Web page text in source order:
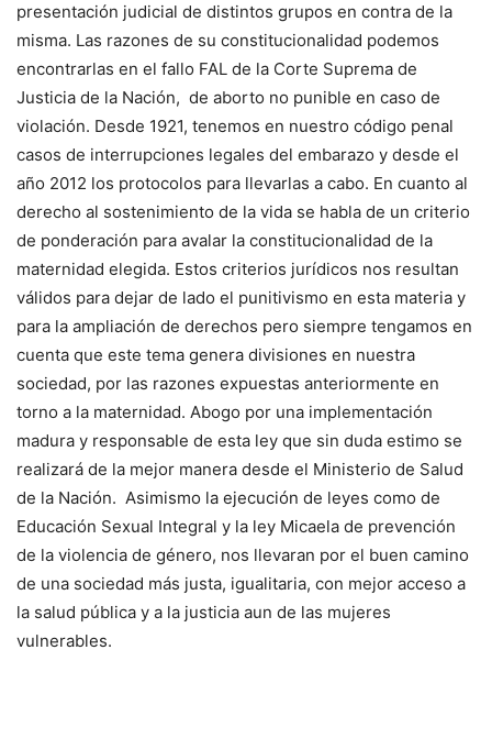
presentación judicial de distintos grupos en contra de la
misma. Las razones de su constitucionalidad podemos
encontrarlas en el fallo FAL de la Corte Suprema de
Justicia de la Nación, de aborto no punible en caso de
violación. Desde 1921, tenemos en nuestro código penal
casos de interrupciones legales del embarazo y desde el
año 2012 los protocolos para llevarlas a cabo. En cuanto al
derecho al sostenimiento de la vida se habla de un criterio
de ponderación para avalar la constitucionalidad de la
maternidad elegida. Estos criterios jurídicos nos resultan
válidos para dejar de lado el punitivismo en esta materia y
para la ampliación de derechos pero siempre tengamos en
cuenta que este tema genera divisiones en nuestra
sociedad, por las razones expuestas anteriormente en
torno a la maternidad. Abogo por una implementación
madura y responsable de esta ley que sin duda estimo se
realizará de la mejor manera desde el Ministerio de Salud
de la Nación. Asimismo la ejecución de leyes como de
Educación Sexual Integral y la ley Micaela de prevención
de la violencia de género, nos llevaran por el buen camino
de una sociedad más justa, igualitaria, con mejor acceso a
la salud pública y a la justicia aun de las mujeres
vulnerables.